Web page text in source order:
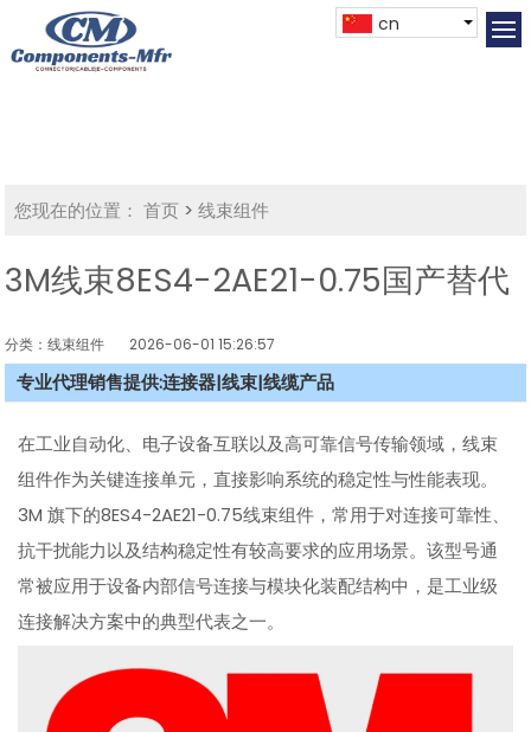
cn
您现在的位置： 首页 >线束组件
3M线束8ES4-2AE21-0.75国产替代
分类：线束组件 2026-06-01 15:26:57
专业代理销售提供:连接器|线束|线缆产品
在工业自动化、电子设备互联以及高可靠信号传输领域，线束
组件作为关键连接单元，直接影响系统的稳定性与性能表现。
3M 旗下的8ES4-2AE21-0.75线束组件，常用于对连接可靠性、
抗干扰能力以及结构稳定性有较高要求的应用场景。该型号通
常被应用于设备内部信号连接与模块化装配结构中，是工业级
连接解决方案中的典型代表之一。